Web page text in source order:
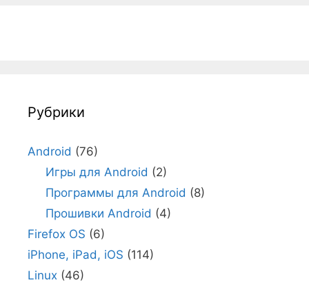
Рубрики
Android (76)
Игры для Android (2)
Программы для Android (8)
Прошивки Android (4)
Firefox OS (6)
iPhone, iPad, iOS (114)
Linux (46)